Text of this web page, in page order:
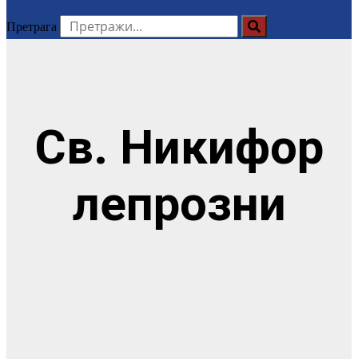
Претрага
Св. Никифор
лепрозни